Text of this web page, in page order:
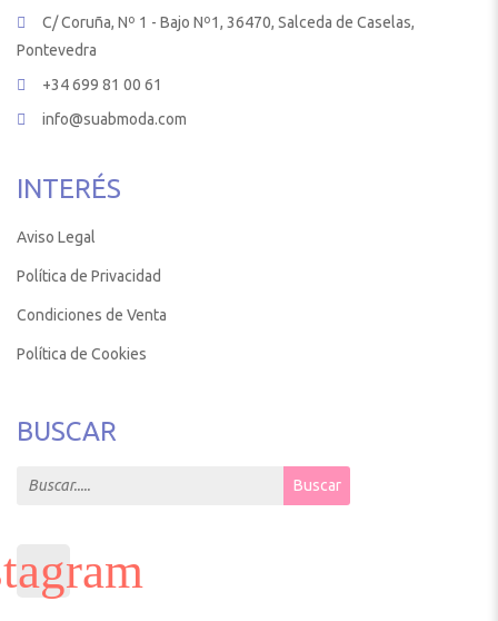
C/ Coruña, Nº 1 - Bajo Nº1, 36470, Salceda de Caselas,
Pontevedra
+34 699 81 00 61
info@suabmoda.com
INTERÉS
Aviso Legal
Política de Privacidad
Condiciones de Venta
Política de Cookies
BUSCAR
Search for: Buscar